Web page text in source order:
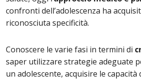
confronti dell’adolescenza ha
riconosciuta specificità.
Conoscere le varie fasi in termini di
saper utilizzare strategie adeguate
un adolescente, acquisire le capacità